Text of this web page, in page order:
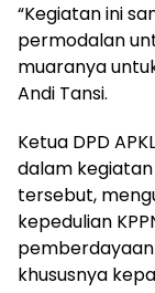
“Kegiatan ini
permodalan
muaranya
Andi Tansi.
Ketua DPD
dalam
tersebut,
kepedulian
pemberdayaan
khususnya